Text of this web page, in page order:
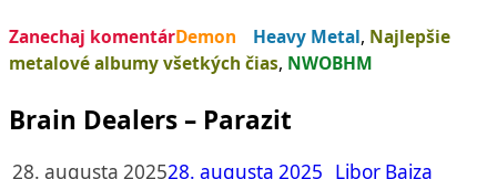
Zanechaj komentárDemon Heavy Metal, Najlepšie
metalové albumy všetkých čias, NWOBHM
Brain Dealers – Parazit
28. augusta 202528. augusta 2025 Libor Bajza